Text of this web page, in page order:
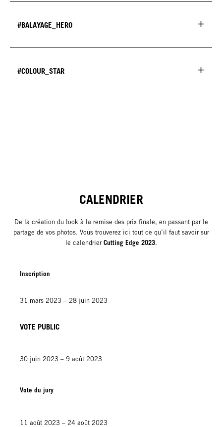
#BALAYAGE_HERO
#COLOUR_STAR
CALENDRIER
De la création du look à la remise des prix finale, en passant par le
partage de vos photos. Vous trouverez ici tout ce qu’il faut savoir sur
le calendrierCutting Edge 2023.
Inscription
31 mars 2023 – 28 juin 2023
VOTE PUBLIC
30 juin 2023 – 9 août 2023
Vote du jury
11 août 2023 – 24 août 2023